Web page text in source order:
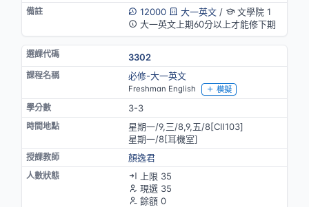
12000
大一英文/
文學院 1
大一英文上期60分以上才能修下期
3302
必修-大一英文
Freshman English 模擬
3-3
星期一/9,三/8,9,五/8[CⅡ103]
星期一/8[耳機室]
顏逸君
上限 35
現選 35
餘額 0